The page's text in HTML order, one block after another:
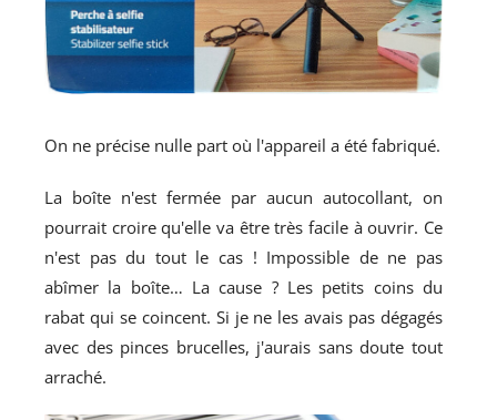
On ne précise nulle part où l'appareil a été fabriqué.
La boîte n'est fermée par aucun autocollant, on
pourrait croire qu'elle va être très facile à ouvrir. Ce
n'est pas du tout le cas ! Impossible de ne pas
abîmer la boîte… La cause ? Les petits coins du
rabat qui se coincent. Si je ne les avais pas dégagés
avec des pinces brucelles, j'aurais sans doute tout
arraché.